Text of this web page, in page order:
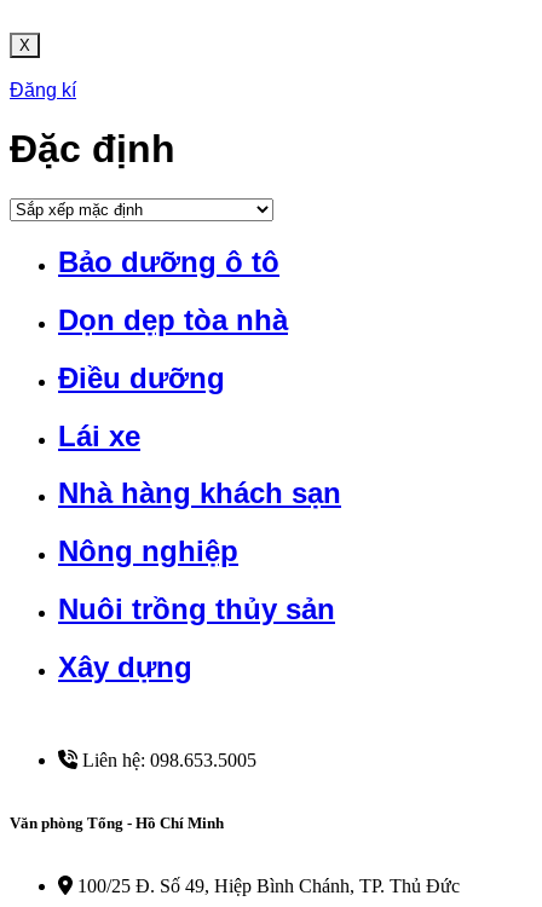
X
Đăng kí
Đặc định
Bảo dưỡng ô tô
Dọn dẹp tòa nhà
Điều dưỡng
Lái xe
Nhà hàng khách sạn
Nông nghiệp
Nuôi trồng thủy sản
Xây dựng
Liên hệ: 098.653.5005
Văn phòng Tổng - Hồ Chí Minh
100/25 Đ. Số 49, Hiệp Bình Chánh, TP. Thủ Đức